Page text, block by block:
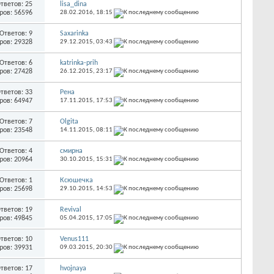
25
56596
lisa_dina
28.02.2016, 18:15
Ответов: 9
29328
Saxarinka
29.12.2015, 03:43
Ответов: 6
27428
katrinka-prih
26.12.2015, 23:17
33
64947
Рена
17.11.2015, 17:53
Ответов: 7
23548
Olgita
14.11.2015, 08:11
Ответов: 4
20964
смирна
30.10.2015, 15:31
Ответов: 1
25698
Ксюшечка
29.10.2015, 14:53
19
49845
Revival
05.04.2015, 17:05
10
39931
Venus111
09.03.2015, 20:30
17
hvojnaya